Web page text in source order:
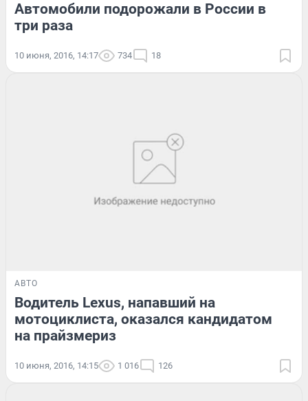
Автомобили подорожали в России в
три раза
10 июня, 2016, 14:17 734 18
АВТО
Водитель Lexus, напавший на
мотоциклиста, оказался кандидатом
на прайзмериз
10 июня, 2016, 14:15 1 016 126